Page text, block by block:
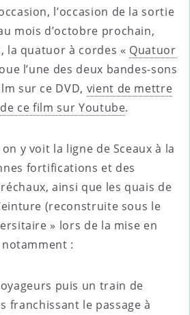
l’occasion de la sortie
mois d’octobre prochain,
la quatuor à cordes « Quatuor
l’une des deux bandes-sons
sur ce DVD, vient de mettre
ce film sur Youtube.
y voit la ligne de Sceaux à la
fortifications et des
ainsi que les quais de
(reconstruite sous le
» lors de la mise en
:
puis un train de
franchissant le passage à